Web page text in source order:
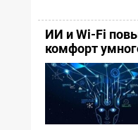
ИИ и Wi-Fi
комфорт